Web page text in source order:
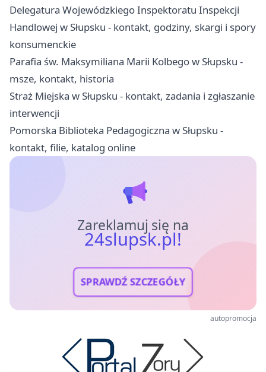
Delegatura Wojewódzkiego Inspektoratu Inspekcji
Handlowej w Słupsku - kontakt, godziny, skargi i spory
konsumenckie
Parafia św. Maksymiliana Marii Kolbego w Słupsku -
msze, kontakt, historia
Straż Miejska w Słupsku - kontakt, zadania i zgłaszanie
interwencji
Pomorska Biblioteka Pedagogiczna w Słupsku -
kontakt, filie, katalog online
Zareklamuj się na
24slupsk.pl!
SPRAWDŹ SZCZEGÓŁY
autopromocja